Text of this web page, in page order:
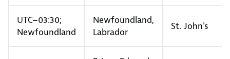
UTC−03:30;
Newfoundland
Newfoundland,
Labrador
St. John's